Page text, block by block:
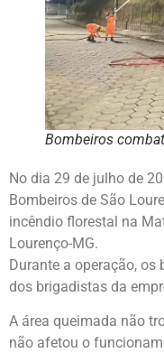
Bombeiros
No dia 29 de julho de
Bombeiros de São
incêndio florestal na
Lourenço-MG.
Durante a operação,
dos brigadistas da
A área queimada não
não afetou o